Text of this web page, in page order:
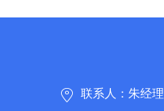
联系人：朱经理